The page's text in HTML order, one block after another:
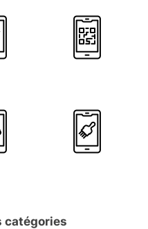
catégories